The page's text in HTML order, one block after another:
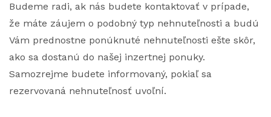
Budeme radi, ak nás budete kontaktovať v prípade,
že máte záujem o podobný typ nehnuteľnosti a budú
Vám prednostne ponúknuté nehnuteľnosti ešte skôr,
ako sa dostanú do našej inzertnej ponuky.
Samozrejme budete informovaný, pokiaľ sa
rezervovaná nehnuteľnosť uvoľní.